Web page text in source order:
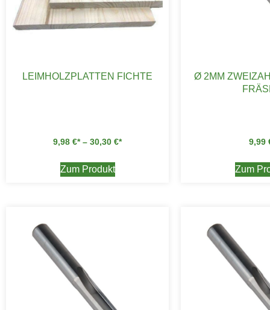
LEIMHOLZPLATTEN FICHTE
9,98 € – 30,30 €
Zum Produkt
Ø 2MM
9,99
Zum